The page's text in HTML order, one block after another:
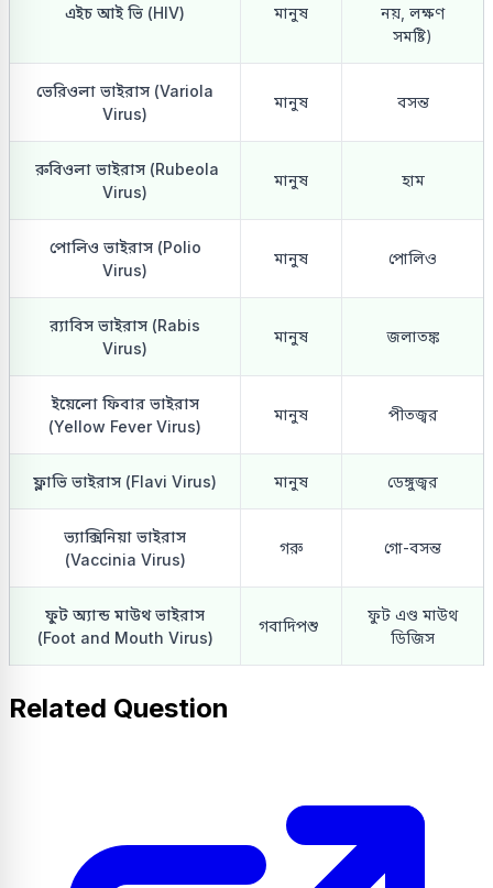
এইচ আই ভি (HIV) মানুষ
নয়, লক্ষণ
সমষ্টি)
ভেরিওলা ভাইরাস (Variola
Virus)
মানুষ বসন্ত
রুবিওলা ভাইরাস (Rubeola
Virus)
মানুষ হাম
পোলিও ভাইরাস (Polio
Virus)
মানুষ পোলিও
র‍্যাবিস ভাইরাস (Rabis
Virus)
মানুষ জলাতঙ্ক
ইয়েলো ফিবার ভাইরাস
(Yellow Fever Virus)
মানুষ পীতজ্বর
ফ্লাভি ভাইরাস (Flavi Virus) মানুষ ডেঙ্গুজ্বর
ভ্যাক্সিনিয়া ভাইরাস
(Vaccinia Virus)
গরু গো-বসন্ত
ফুট অ্যান্ড মাউথ ভাইরাস
(Foot and Mouth Virus)
গবাদিপশু
ফুট এণ্ড মাউথ
ডিজিস
Related Question